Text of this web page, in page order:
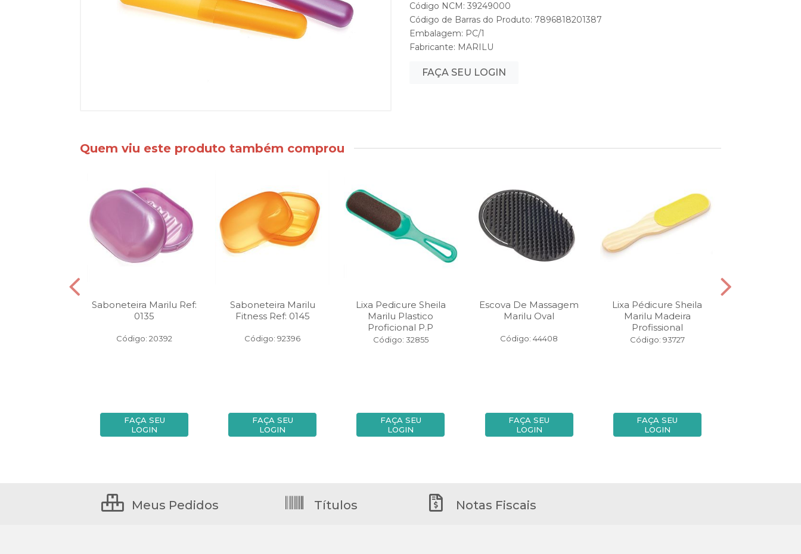
Código NCM: 39249000
Código de Barras do Produto: 7896818201387
Embalagem: PC/1
Fabricante: MARILU
FAÇA SEU LOGIN
Quem viu este produto também comprou
Saboneteira Marilu Ref:
0135
Código: 20392
FAÇA SEU
LOGIN
Saboneteira Marilu
Fitness Ref: 0145
Código: 92396
FAÇA SEU
LOGIN
Lixa Pedicure Sheila
Marilu Plastico
Proficional P.P
Código: 32855
FAÇA SEU
LOGIN
Escova De Massagem
Marilu Oval
Código: 44408
FAÇA SEU
LOGIN
Lixa Pédicure Sheila
Marilu Madeira
Profissional
Código: 93727
FAÇA SEU
LOGIN
Meus Pedidos Títulos Notas Fiscais